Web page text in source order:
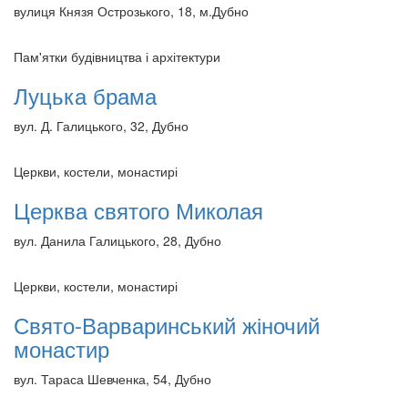
вулиця Князя Острозького, 18, м.Дубно
Пам'ятки будівництва і архітектури
Луцька брама
вул. Д. Галицького, 32, Дубно
Церкви, костели, монастирі
Церква святого Миколая
вул. Данила Галицького, 28, Дубно
Церкви, костели, монастирі
Свято-Варваринський жіночий
монастир
вул. Тараса Шевченка, 54, Дубно